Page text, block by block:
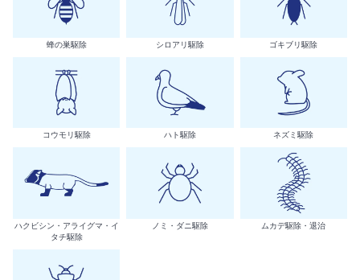
蜂の巣駆除 シロアリ駆除 ゴキブリ駆除
コウモリ駆除 ハト駆除 ネズミ駆除
ハクビシン・アライグマ・イ
タチ駆除
ノミ・ダニ駆除 ムカデ駆除・退治